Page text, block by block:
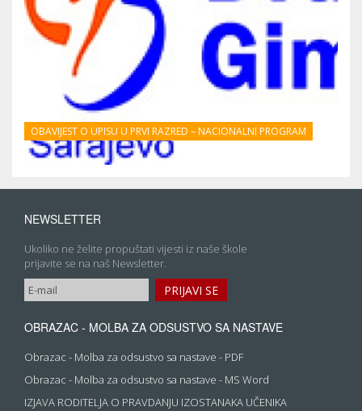
OBAVIJEST O UPISU U PRVI RAZRED – NACIONALNI PROGRAM
NEWSLETTER
Ukoliko ne želite propuštati vijesti iz naše škole
prijavite se na naš Newsletter.
OBRAZAC - MOLBA ZA ODSUSTVO SA NASTAVE
Obrazac - Molba za odsustvo sa nastave - PDF
Obrazac - Molba za odsustvo sa nastave - MS Word
IZJAVA RODITELJA O PRAVDANJU IZOSTANAKA UČENIKA